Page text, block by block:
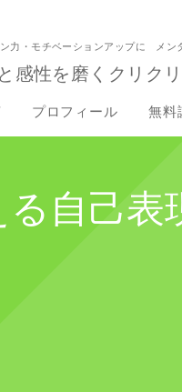
力・モチベーションアップに メン
感性を磨くクリク
プロフィール 無料
自己表